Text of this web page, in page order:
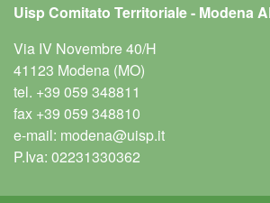
Uisp Comitato Territoriale - Modena
Via IV Novembre 40/H
41123 Modena (MO)
tel. +39 059 348811
fax +39 059 348810
e-mail: modena@uisp.it
P.Iva: 02231330362